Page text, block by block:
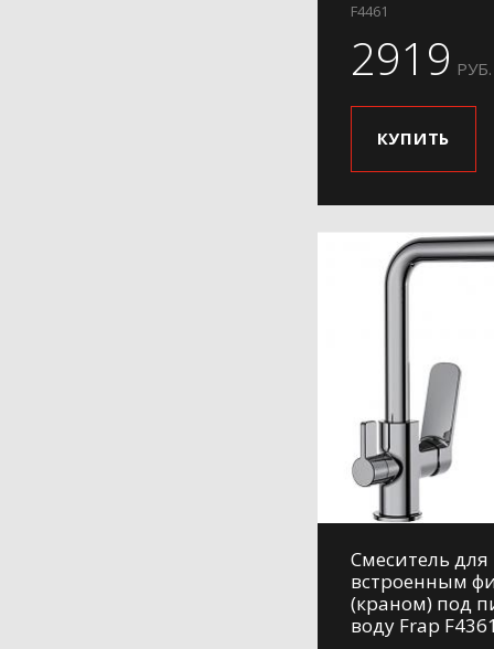
F4461
2919 РУБ.
КУПИТЬ
Смеситель для
встроенным
(краном) под
воду Frap